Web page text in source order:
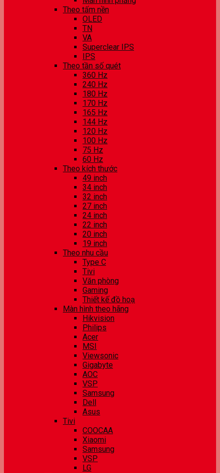
Theo tấm nền
OLED
TN
VA
Superclear IPS
IPS
Theo tần số quét
360 Hz
240 Hz
180 Hz
170 Hz
165 Hz
144 Hz
120 Hz
100 Hz
75 Hz
60 Hz
Theo kích thước
49 inch
34 inch
32 inch
27 inch
24 inch
22 inch
20 inch
19 inch
Theo nhu cầu
Type C
Tivi
Văn phòng
Gaming
Thiết kế đồ hoạ
Màn hình theo hãng
Hikvision
Philips
Acer
MSI
Viewsonic
Gigabyte
AOC
VSP
Samsung
Dell
Asus
Tivi
COOCAA
Xiaomi
Samsung
VSP
LG